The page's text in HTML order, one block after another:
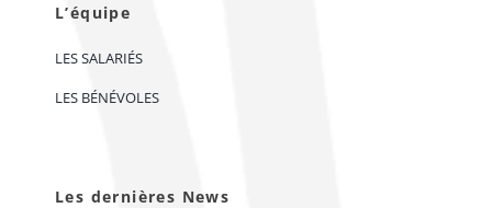
L’équipe
LES SALARIÉS
LES BÉNÉVOLES
Les dernières News